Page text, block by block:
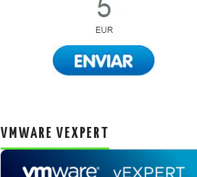
VMWARE VEXPERT